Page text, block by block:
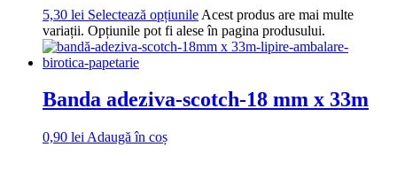
5,30 lei Selectează opțiunile Acest produs are mai multe
variații. Opțiunile pot fi alese în pagina produsului.
Banda adeziva-scotch-18 mm x 33m
0,90 lei Adaugă în coș